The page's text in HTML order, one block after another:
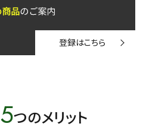
登録はこちら
5つのメリット